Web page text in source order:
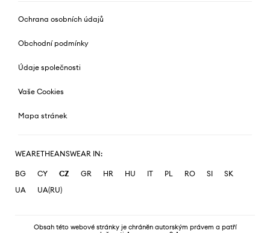
Ochrana osobních údajů
Obchodní podmínky
Údaje společnosti
Vaše Cookies
Mapa stránek
WEARETHEANSWEAR IN:
BG CY CZ GR HR HU IT PL RO SI
SK
UA
UA(RU)
Obsah této webové stránky je chráněn autorským právem a patří